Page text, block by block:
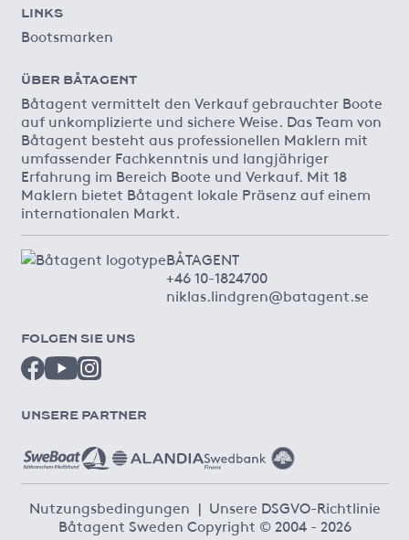
LINKS
Bootsmarken
ÜBER BÅTAGENT
Båtagent vermittelt den Verkauf gebrauchter Boote
auf unkomplizierte und sichere Weise. Das Team von
Båtagent besteht aus professionellen Maklern mit
umfassender Fachkenntnis und langjähriger
Erfahrung im Bereich Boote und Verkauf. Mit 18
Maklern bietet Båtagent lokale Präsenz auf einem
internationalen Markt.
BÅTAGENT
+46 10-1824700
niklas.lindgren@batagent.se
FOLGEN SIE UNS
UNSERE PARTNER
Nutzungsbedingungen | Unsere DSGVO-Richtlinie
Båtagent Sweden Copyright © 2004 - 2026